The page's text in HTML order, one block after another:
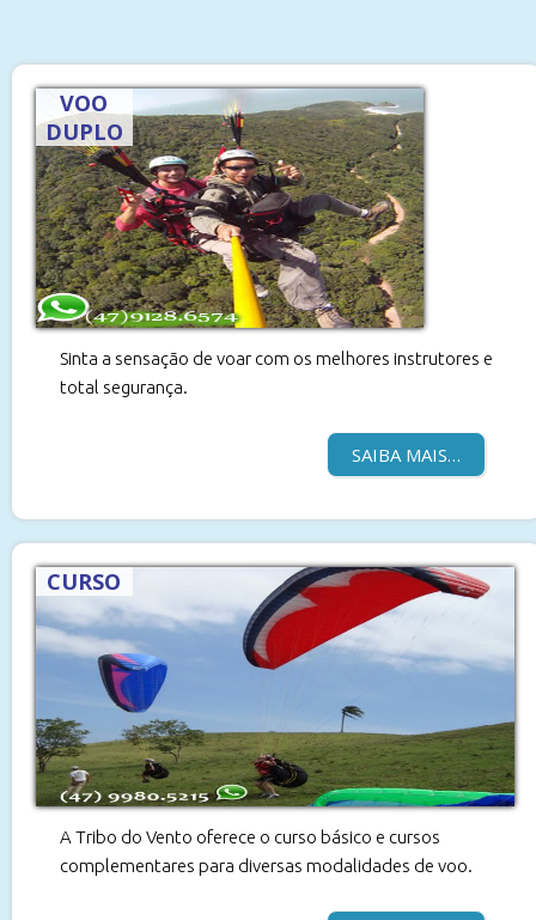
VOO
DUPLO
Sinta a sensação de voar com os melhores instrutores e
total segurança.
SAIBA MAIS…
CURSO
A Tribo do Vento oferece o curso básico e cursos
complementares para diversas modalidades de voo.